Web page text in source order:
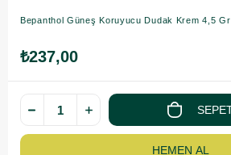
Bepanthol Güneş Koruyucu Dudak Krem 4,5 Gr
₺237,00